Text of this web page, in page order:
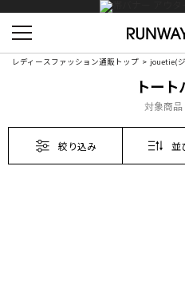
レディースファッション通販トップ jouetie(
トート
対象商品
絞り込み 並